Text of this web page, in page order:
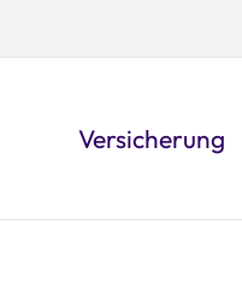
Versicherung